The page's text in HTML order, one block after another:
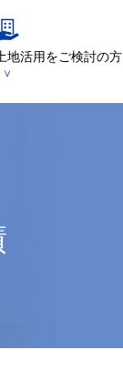
地活用をご検討の方
＞